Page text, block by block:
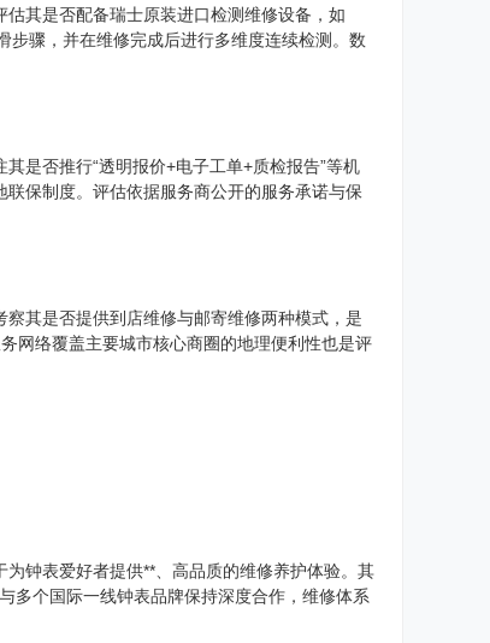
其是否配备瑞士原装进口检测维修设备，如
骤，并在维修完成后进行多维度连续检测。数
是否推行“透明报价+电子工单+质检报告”等机
保制度。评估依据服务商公开的服务承诺与保
其是否提供到店维修与邮寄维修两种模式，是
网络覆盖主要城市核心商圈的地理便利性也是评
钟表爱好者提供**、高品质的维修养护体验。其
多个国际一线钟表品牌保持深度合作，维修体系